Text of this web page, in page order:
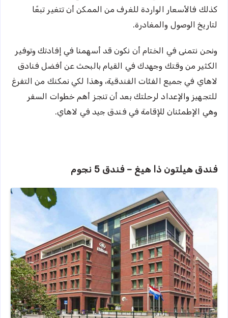
كذلك فالأسعار الواردة للغرف من الممكن أن تتغير تبعًا
لتاريخ الوصول والمغادرة.
ونحن نتمنى في الختام أن نكون قد أسهمنا في إفادتك وتوفير
الكثير من وقتك وجهدك في القيام بالبحث عن أفضل فنادق
لاهاي في جميع الفئات الفندقية، وهذا لكي نمكنك من التفرغ
للتجهيز والإعداد لرحلتك بعد أن تنجز أهم خطوات السفر
وهي الإطمئنان للإقامة في فندق جيد في لاهاي.
فندق هيلتون ذا هيغ – فندق 5 نجوم